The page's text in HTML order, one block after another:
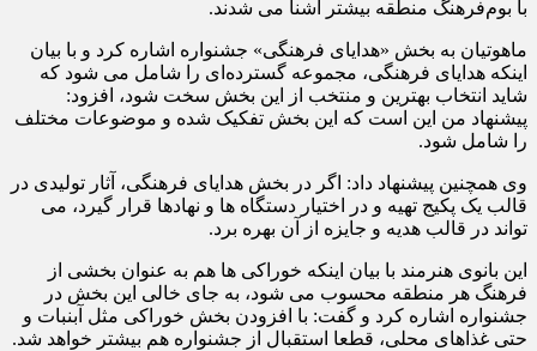
با بوم‌فرهنگ منطقه بیشتر آشنا می شدند.
ماهوتیان به بخش «هدایای فرهنگی» جشنواره اشاره کرد و با بیان
اینکه هدایای فرهنگی، مجموعه گسترده‌ای را شامل می شود که
شاید انتخاب بهترین و منتخب از این بخش سخت شود، افزود:
پیشنهاد من این است که این بخش تفکیک شده و موضوعات مختلف
را شامل شود.
وی همچنین پیشنهاد داد: اگر در بخش هدایای فرهنگی، آثار تولیدی در
قالب یک پکیج تهیه و در اختیار دستگاه ها و نهادها قرار گیرد، می
تواند در قالب هدیه و جایزه از آن بهره برد.
این بانوی هنرمند با بیان اینکه خوراکی ها هم به عنوان بخشی از
فرهنگ هر منطقه محسوب می شود، به جای خالی این بخش در
جشنواره اشاره کرد و گفت: با افزودن بخش خوراکی مثل آبنبات و
حتی غذاهای محلی، قطعا استقبال از جشنواره هم بیشتر خواهد شد.